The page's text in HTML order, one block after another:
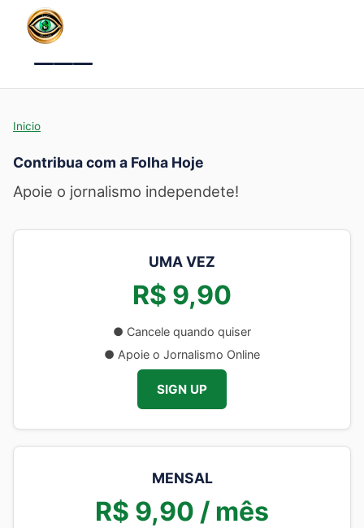
Menu
Inicio
Contribua com a Folha Hoje
Apoie o jornalismo independete!
UMA VEZ
R$ 9,90
● Cancele quando quiser
● Apoie o Jornalismo Online
SIGN UP
MENSAL
R$ 9,90 / mês